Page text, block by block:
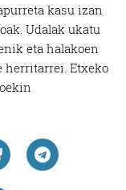
kasu izan
Udalak ukatu
eta halakoen
herritarrei. Etxeko